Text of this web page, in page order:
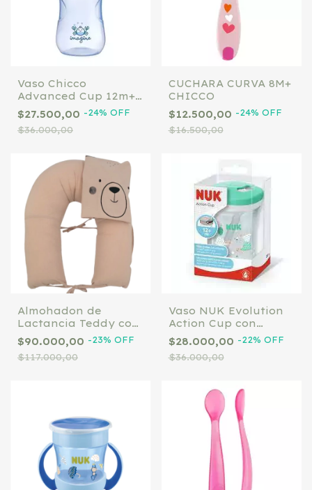
Vaso Chicco
Advanced Cup 12m+
celeste
$27.500,00 -24% OFF
$36.000,00
CUCHARA CURVA 8M+
CHICCO
$12.500,00 -24% OFF
$16.500,00
Almohadon de
Lactancia Teddy con
Funda Rosa Viejo
$90.000,00 -23% OFF
$117.000,00
Vaso NUK Evolution
Action Cup con
sorbete flexible
VERDE
$28.000,00 -22% OFF
$36.000,00